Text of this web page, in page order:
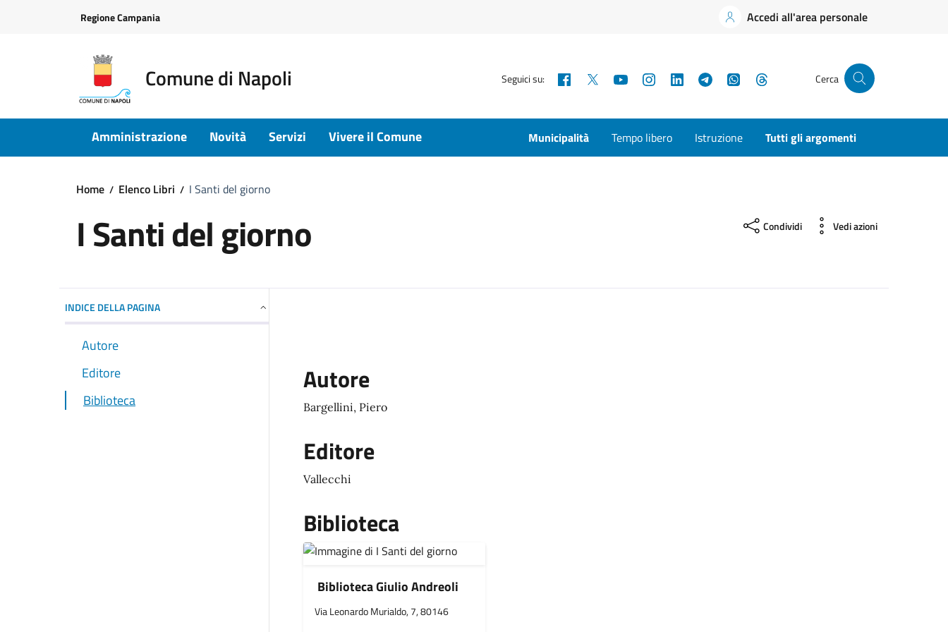
Regione Campania Accedi all'area personale
Comune di Napoli Seguici su: Facebook YouTubeInstagramLinkedInTelegramWhatsApp Cerca
Amministrazione Novità Servizi Vivere il Comune Municipalità Tempo libero Istruzione Tutti gli argomenti
Home Elenco Libri I Santi del giorno
I Santi del giorno Condividi Vedi azioni
INDICE DELLA PAGINA
Autore
Editore
Biblioteca
Autore
Bargellini, Piero
Editore
Vallecchi
Biblioteca
Biblioteca Giulio Andreoli
Via Leonardo Murialdo, 7, 80146